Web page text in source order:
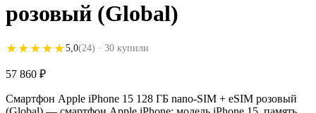
розовый (Global)
★★★★★
★★★★★5,0(24) · 30 купили
57 860 ₽
Смартфон Apple iPhone 15 128 ГБ nano-SIM + eSIM розовый